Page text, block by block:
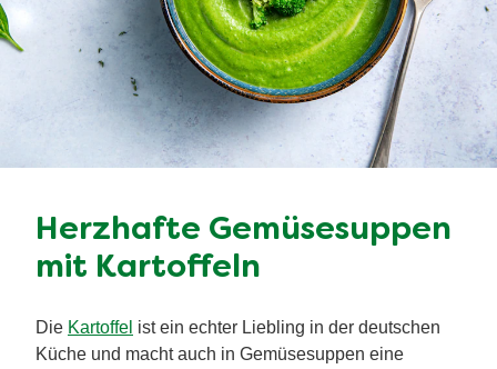
Herzhafte Gemüsesuppen
mit Kartoffeln
Die Kartoffel ist ein echter Liebling in der deutschen
Küche und macht auch in Gemüsesuppen eine